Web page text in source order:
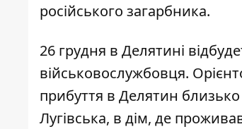
російського загарбника.
26 грудня в Делятині
військовослужбовця.
прибуття в Делятин
Лугівська, в дім, де